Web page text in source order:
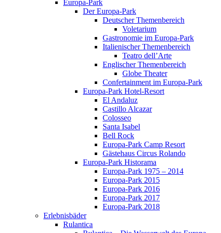
Europa-Park
Der Europa-Park
Deutscher Themenbereich
Voletarium
Gastronomie im Europa-Park
Italienischer Themenbereich
Teatro dell’Arte
Englischer Themenbereich
Globe Theater
Confertainment im Europa-Park
Europa-Park Hotel-Resort
El Andaluz
Castillo Alcazar
Colosseo
Santa Isabel
Bell Rock
Europa-Park Camp Resort
Gästehaus Circus Rolando
Europa-Park Historama
Europa-Park 1975 – 2014
Europa-Park 2015
Europa-Park 2016
Europa-Park 2017
Europa-Park 2018
Erlebnisbäder
Rulantica